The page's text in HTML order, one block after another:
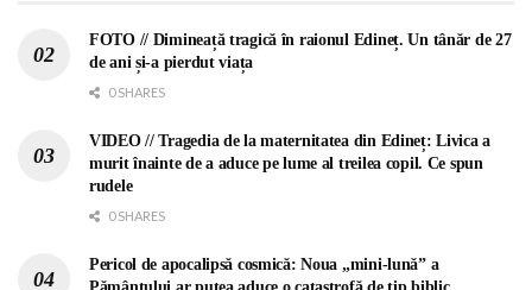
FOTO // Dimineață tragică în raionul Edineț. Un tânăr de 27
de ani și-a pierdut viața
0 SHARES
VIDEO // Tragedia de la maternitatea din Edineț: Livica a
murit înainte de a aduce pe lume al treilea copil. Ce spun
rudele
0 SHARES
Pericol de apocalipsă cosmică: Noua „mini-lună” a